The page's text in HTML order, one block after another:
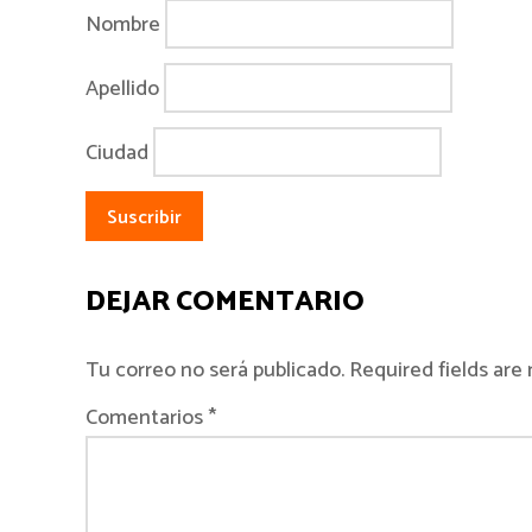
Nombre
Apellido
Ciudad
DEJAR COMENTARIO
Tu correo no será publicado. Required fields are
Comentarios *